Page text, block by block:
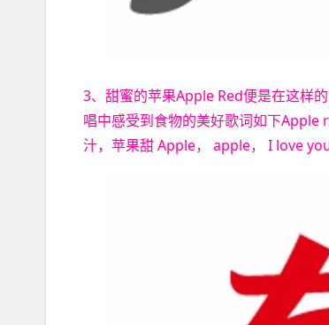
3、甜蜜的苹果Apple Red便是在这样
唱中感受到食物的美好歌词如下
汁，苹果甜 Apple， apple， I love